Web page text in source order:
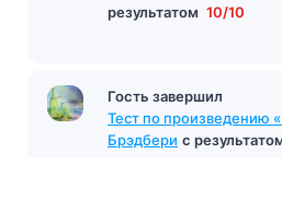
результатом 10/10
Гость завершил
Тест по произведению
Брэдбери с